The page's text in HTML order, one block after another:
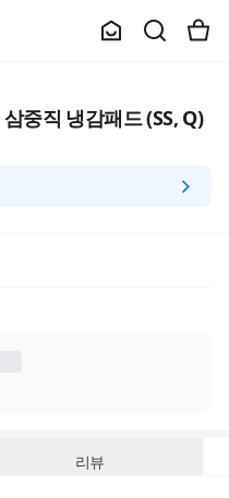
중직 냉감패드 (SS, Q)
리뷰